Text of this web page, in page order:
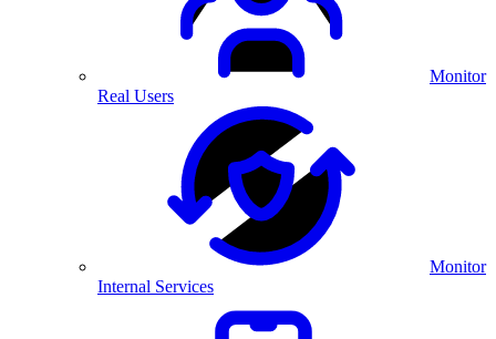
Monitor
Real Users
Monitor
Internal Services